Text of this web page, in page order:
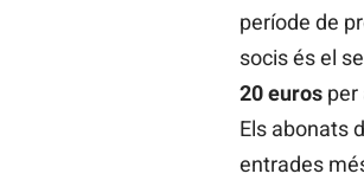
període de
socis és el
20 eurosper
Els abonats
entrades